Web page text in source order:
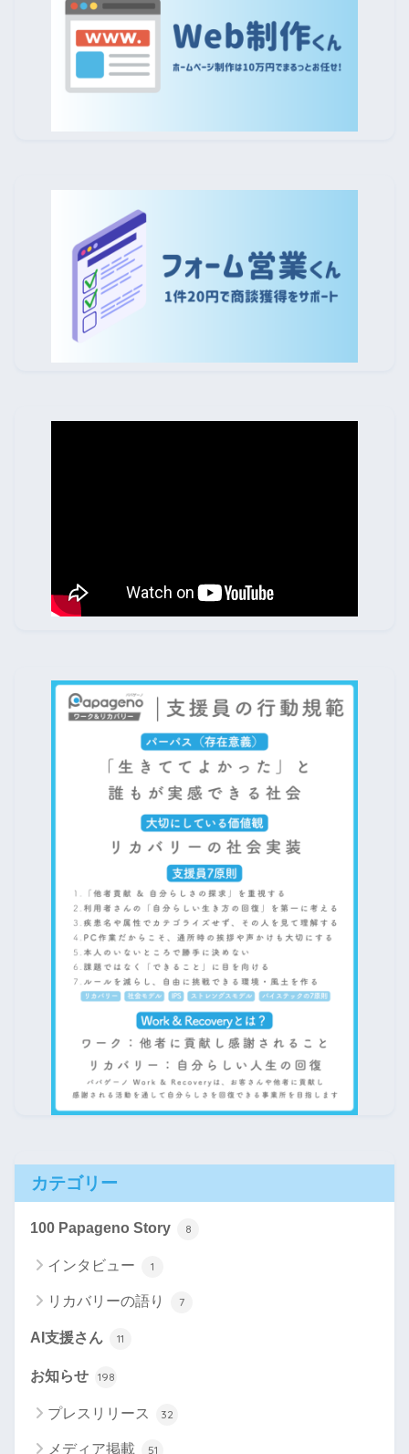
カテゴリー
100 Papageno Story 8
インタビュー 1
リカバリーの語り 7
AI支援さん 11
お知らせ 198
プレスリリース 32
メディア掲載 51